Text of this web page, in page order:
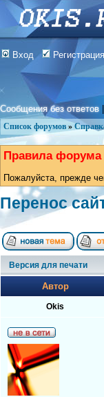
Вход Регистрация
Сообщения без ответов
Список форумов »
Правила форума
Пожалуйста, прежде
Перенос
Версия для печати
Автор
Okis